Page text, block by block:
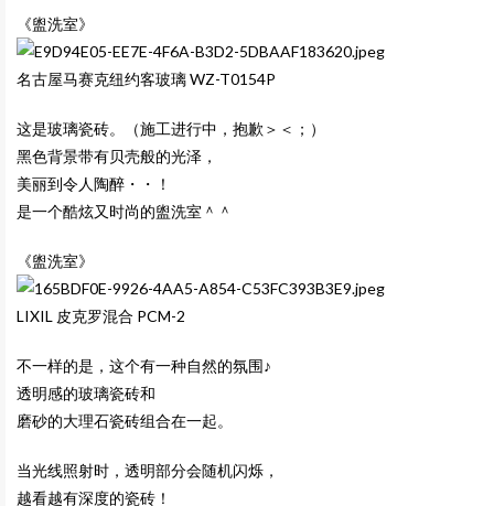
《盥洗室》
名古屋马赛克纽约客玻璃WZ-T0154P
这是玻璃瓷砖。（施工进行中，抱歉＞＜；）
黑色背景带有贝壳般的光泽，
美丽到令人陶醉・・！
是一个酷炫又时尚的盥洗室＾＾
《盥洗室》
LIXIL 皮克罗混合 PCM-2
不一样的是，这个有一种自然的氛围♪
透明感的玻璃瓷砖和
磨砂的大理石瓷砖组合在一起。
当光线照射时，透明部分会随机闪烁，
越看越有深度的瓷砖！